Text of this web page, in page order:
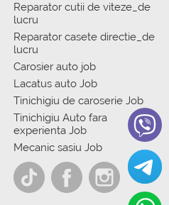
Reparator cutii de viteze_de
lucru
Reparator casete directie_de
lucru
Carosier auto job
Lacatus auto Job
Tinichigiu de caroserie Job
Tinichigiu Auto fara
experienta Job
Mecanic sasiu Job